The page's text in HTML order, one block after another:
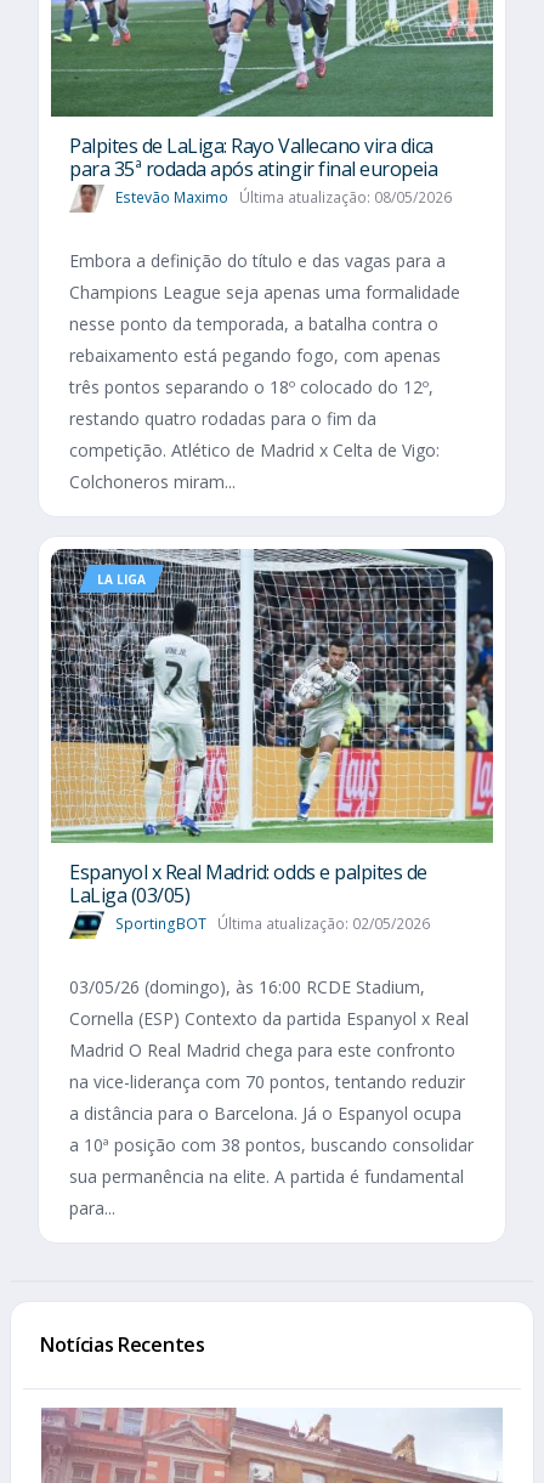
Palpites de LaLiga: Rayo Vallecano vira dica
para 35ª rodada após atingir final europeia
Estevão Maximo Última atualização: 08/05/2026
Embora a definição do título e das vagas para a
Champions League seja apenas uma formalidade
nesse ponto da temporada, a batalha contra o
rebaixamento está pegando fogo, com apenas
três pontos separando o 18º colocado do 12º,
restando quatro rodadas para o fim da
competição. Atlético de Madrid x Celta de Vigo:
Colchoneros miram...
LA LIGA
Espanyol x Real Madrid: odds e palpites de
LaLiga (03/05)
SportingBOT Última atualização: 02/05/2026
03/05/26 (domingo), às 16:00 RCDE Stadium,
Cornella (ESP) Contexto da partida Espanyol x Real
Madrid O Real Madrid chega para este confronto
na vice-liderança com 70 pontos, tentando reduzir
a distância para o Barcelona. Já o Espanyol ocupa
a 10ª posição com 38 pontos, buscando consolidar
sua permanência na elite. A partida é fundamental
para...
Notícias Recentes